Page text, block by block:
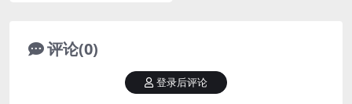
评论(0)
登录后评论